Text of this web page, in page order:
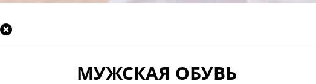
МУЖСКАЯ ОБУВЬ